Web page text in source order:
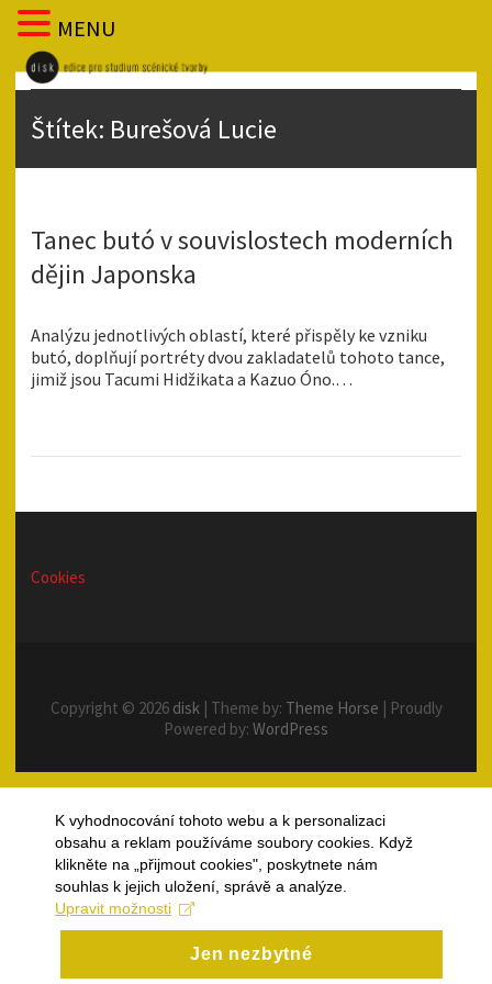
Štítek: Burešová Lucie
Tanec butó v souvislostech moderních
dějin Japonska
Analýzu jednotlivých oblastí, které přispěly ke vzniku
butó, doplňují portréty dvou zakladatelů tohoto tance,
jimiž jsou Tacumi Hidžikata a Kazuo Óno.…
Cookies
Copyright © 2026 disk| Theme by: Theme Horse | Proudly
Powered by: WordPress
MENU
K vyhodnocování tohoto webu a k personalizaci
obsahu a reklam používáme soubory cookies. Když
klikněte na „přijmout cookies", poskytnete nám
souhlas k jejich uložení, správě a analýze.
Upravit možnosti
Jen nezbytné